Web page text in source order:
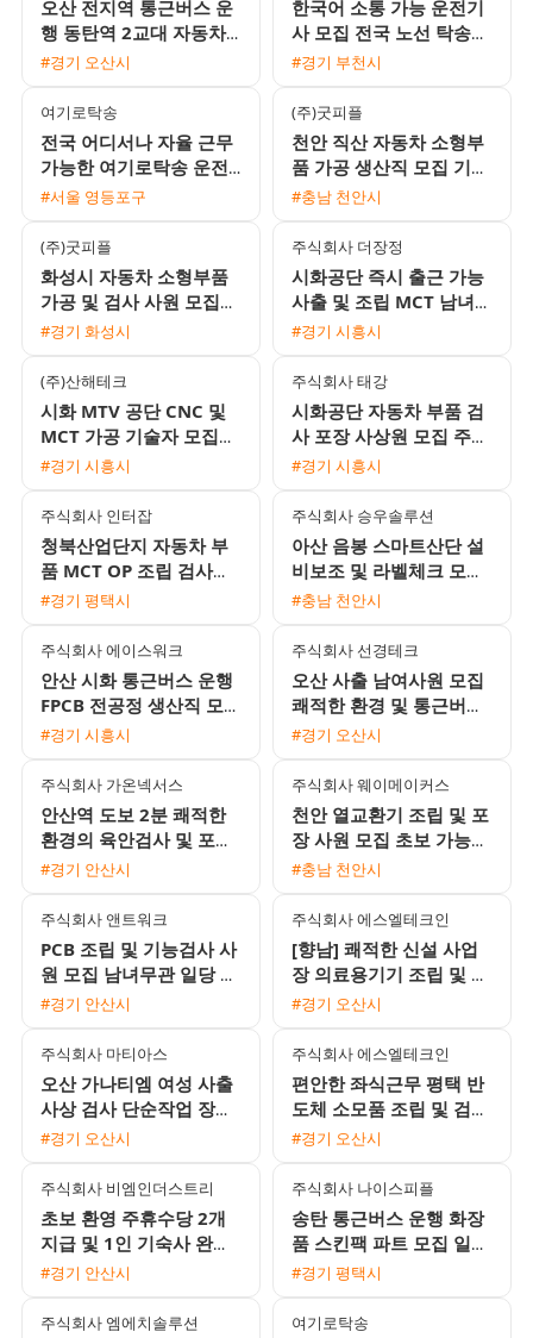
오산 전지역 통근버스 운
행 동탄역 2교대 자동차
PCB 조립 생산직 채용
#경기 오산시
한국어 소통 가능 운전기
사 모집 전국 노선 탁송
기사님을 기다립니다
#경기 부천시
여기로탁송
전국 어디서나 자율 근무
가능한 여기로탁송 운전
기사 모집
#서울 영등포구
(주)굿피플
천안 직산 자동차 소형부
품 가공 생산직 모집 기숙
사 및 통근버스 제공
#충남 천안시
(주)굿피플
화성시 자동차 소형부품
가공 및 검사 사원 모집
기숙사 제공 자차 교통비
#경기 화성시
주식회사 더장정
시화공단 즉시 출근 가능
사출 및 조립 MCT 남녀
생산직 채용
#경기 시흥시
(주)산해테크
시화 MTV 공단 CNC 및
MCT 가공 기술자 모집
(주간 및 주야간 선택 가
#경기 시흥시
주식회사 태강
시화공단 자동차 부품 검
사 포장 사상원 모집 주간
근무 통근버스 운행
#경기 시흥시
주식회사 인터잡
청북산업단지 자동차 부
품 MCT OP 조립 검사원
모집 초보가능 통근버스
#경기 평택시
주식회사 승우솔루션
아산 음봉 스마트산단 설
비보조 및 라벨체크 모집
월 450만원 상여금 150
#충남 천안시
주식회사 에이스워크
안산 시화 통근버스 운행
FPCB 전공정 생산직 모집
F비자 가능 상여금 및 우
#경기 시흥시
주식회사 선경테크
오산 사출 남여사원 모집
쾌적한 환경 및 통근버스
운행 3조2교대
#경기 오산시
주식회사 가온넥서스
안산역 도보 2분 쾌적한
환경의 육안검사 및 포장
사원 모집 정규직 전환
#경기 안산시
주식회사 웨이메이커스
천안 열교환기 조립 및 포
장 사원 모집 초보 가능
60세 이하 남여 월 평균
#충남 천안시
주식회사 앤트워크
PCB 조립 및 기능검사 사
원 모집 남녀무관 일당 주
급 가능
#경기 안산시
주식회사 에스엘테크인
[향남] 쾌적한 신설 사업
장 의료용기기 조립 및 검
사 사원 모집 (만근 상여
행)
#경기 오산시
주식회사 마티아스
오산 가나티엠 여성 사출
사상 검사 단순작업 장기
근무자 모집
#경기 오산시
주식회사 에스엘테크인
편안한 좌식근무 평택 반
도체 소모품 조립 및 검사
주간고정 채용 상여120%
#경기 오산시
주식회사 비엠인더스트리
초보 환영 주휴수당 2개
지급 및 1인 기숙사 완비
안성 음성대소 검사 포장
#경기 안산시
주식회사 나이스피플
송탄 통근버스 운행 화장
품 스킨팩 파트 모집 일급
166875원 익일지급 및
#경기 평택시
주식회사 엠에치솔루션 여기로탁송